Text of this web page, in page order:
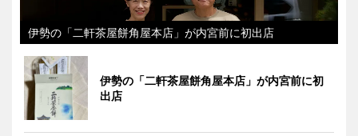
伊勢の「二軒茶屋餅角屋本店」が内宮前に初出店
伊勢の「二軒茶屋餅角屋本店」が内宮前に初
出店